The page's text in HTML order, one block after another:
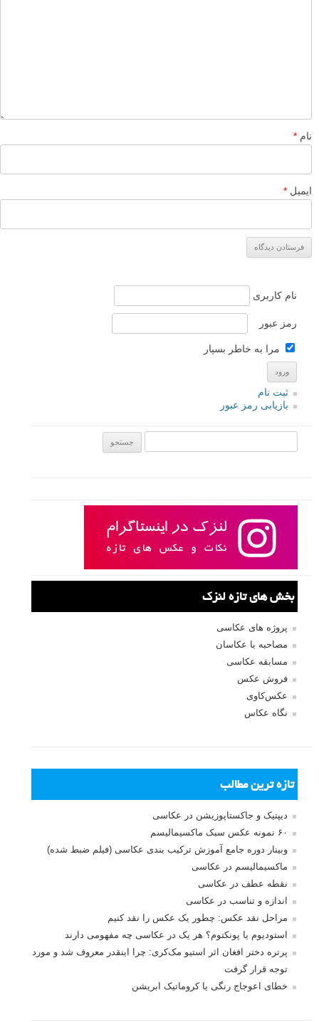
نام *
ایمیل *
نام کاربری
رمز عبور
مرا به خاطر بسپار
ثبت نام
بازیابی رمز عبور
بخش های تازه لنزک
پروژه های عکاسی
مصاحبه با عکاسان
مسابقه عکاسی
فروش عکس
عکس‌کاوی
نگاه عکاس
تازه ترین مطالب
دیپتیک و جاکستا‌پوزیشن در عکاسی
۶۰ نمونه عکس سبک ماکسیمالیسم
وبینار دوره جامع آموزش ترکیب بندی عکاسی (فیلم ضبط شده)
ماکسیمالیسم در عکاسی
نقطه عطف در عکاسی
اندازه و تناسب در عکاسی
مراحل نقد عکس: چطور یک عکس را نقد کنیم
استودیوم یا پونکتوم؟ هر یک در عکاسی چه مفهومی دارند
پرتره دختر افغان اثر استیو مک‌کری: چرا اینقدر معروف شد و مورد
توجه قرار گرفت
خطای اعوجاج رنگی یا کروماتیک ابریشن